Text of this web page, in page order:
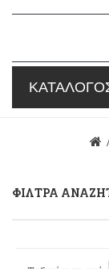
ΦΊΛΤΡΑ